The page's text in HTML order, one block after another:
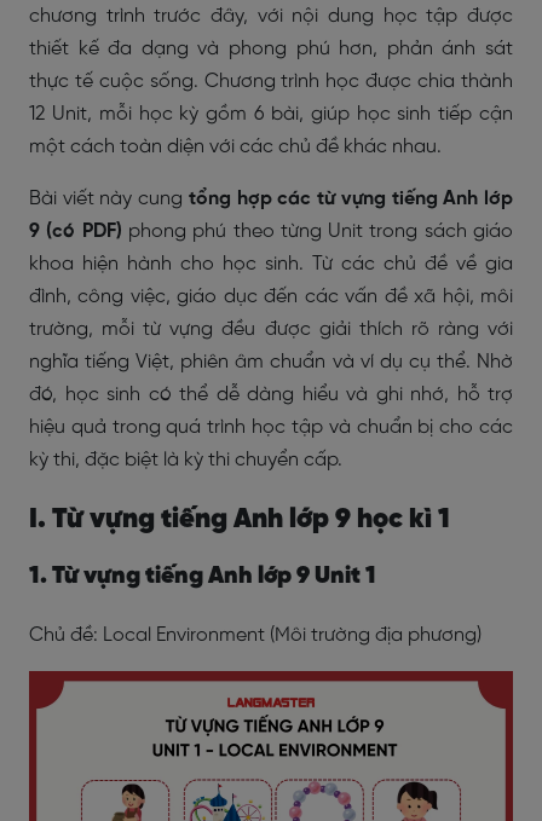
chương trình trước đây, với nội dung học tập được
thiết kế đa dạng và phong phú hơn, phản ánh sát
thực tế cuộc sống. Chương trình học được chia thành
12 Unit, mỗi học kỳ gồm 6 bài, giúp học sinh tiếp cận
một cách toàn diện với các chủ đề khác nhau.
Bài viết này cung tổng hợp các từ vựng tiếng Anh lớp
9 (có PDF) phong phú theo từng Unit trong sách giáo
khoa hiện hành cho học sinh. Từ các chủ đề về gia
đình, công việc, giáo dục đến các vấn đề xã hội, môi
trường, mỗi từ vựng đều được giải thích rõ ràng với
nghĩa tiếng Việt, phiên âm chuẩn và ví dụ cụ thể. Nhờ
đó, học sinh có thể dễ dàng hiểu và ghi nhớ, hỗ trợ
hiệu quả trong quá trình học tập và chuẩn bị cho các
kỳ thi, đặc biệt là kỳ thi chuyển cấp.
I. Từ vựng tiếng Anh lớp 9 học kì 1
1. Từ vựng tiếng Anh lớp 9 Unit 1
Chủ đề: Local Environment (Môi trường địa phương)